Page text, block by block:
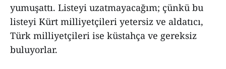
yumuşattı. Listeyi uzatmayacağım; çünkü bu
listeyi Kürt milliyetçileri yetersiz ve aldatıcı,
Türk milliyetçileri ise küstahça ve gereksiz
buluyorlar.